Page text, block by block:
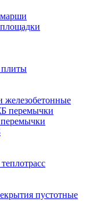
железобетонные
перемычки
пустотные